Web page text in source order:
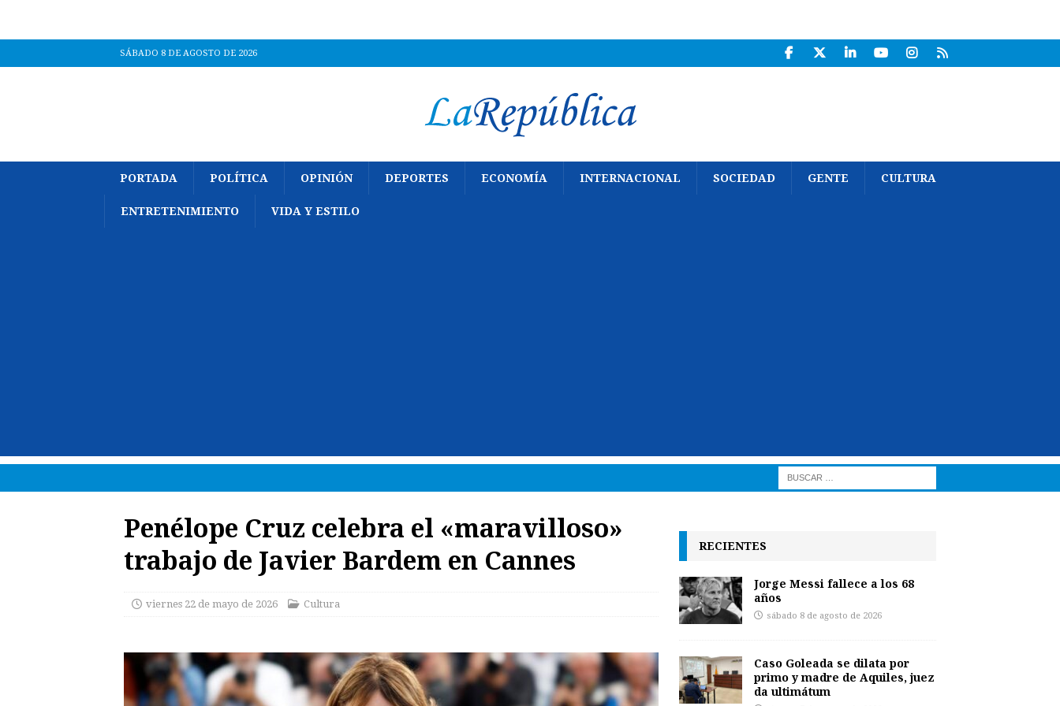
SÁBADO 8 DE AGOSTO DE 2026
PORTADA POLÍTICA OPINIÓN DEPORTES ECONOMÍA INTERNACIONAL SOCIEDAD GENTE CULTURA
ENTRETENIMIENTO VIDA Y ESTILO
Penélope Cruz celebra el «maravilloso»
trabajo de Javier Bardem en Cannes
viernes 22 de mayo de 2026 Cultura
RECIENTES
Jorge Messi fallece a los 68
años
sábado 8 de agosto de 2026
Caso Goleada se dilata por
primo y madre de Aquiles, juez
da ultimátum